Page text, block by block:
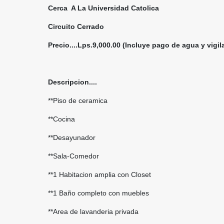
Cerca A La Universidad Catolica
Circuito Cerrado
Precio....Lps.9,000.00 (Incluye pago de agua y
Descripcion....
**Piso de ceramica
**Cocina
**Desayunador
**Sala-Comedor
**1 Habitacion amplia con Closet
**1 Baño completo con muebles
**Area de lavanderia privada